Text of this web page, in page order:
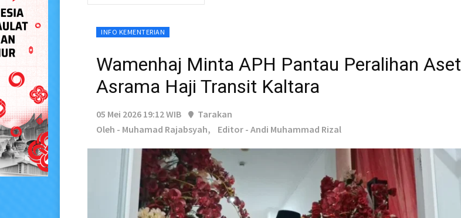
INFO KEMENTERIAN
Wamenhaj Minta APH Pantau Peralihan Aset
Asrama Haji Transit Kaltara
05 Mei 2026 19:12 WIB
Tarakan
Oleh - Muhamad Rajabsyah,
Editor - Andi Muhammad Rizal